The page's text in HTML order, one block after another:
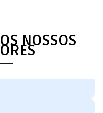
NOSSOS
Jobar foi excepcional!
em três semanas já